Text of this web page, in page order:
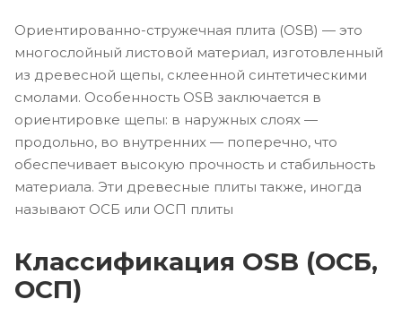
Ориентированно-стружечная плита (OSB) — это
многослойный листовой материал, изготовленный
из древесной щепы, склеенной синтетическими
смолами. Особенность OSB заключается в
ориентировке щепы: в наружных слоях —
продольно, во внутренних — поперечно, что
обеспечивает высокую прочность и стабильность
материала. Эти древесные плиты также, иногда
называют ОСБ или ОСП плиты
Классификация OSB (ОСБ,
ОСП)